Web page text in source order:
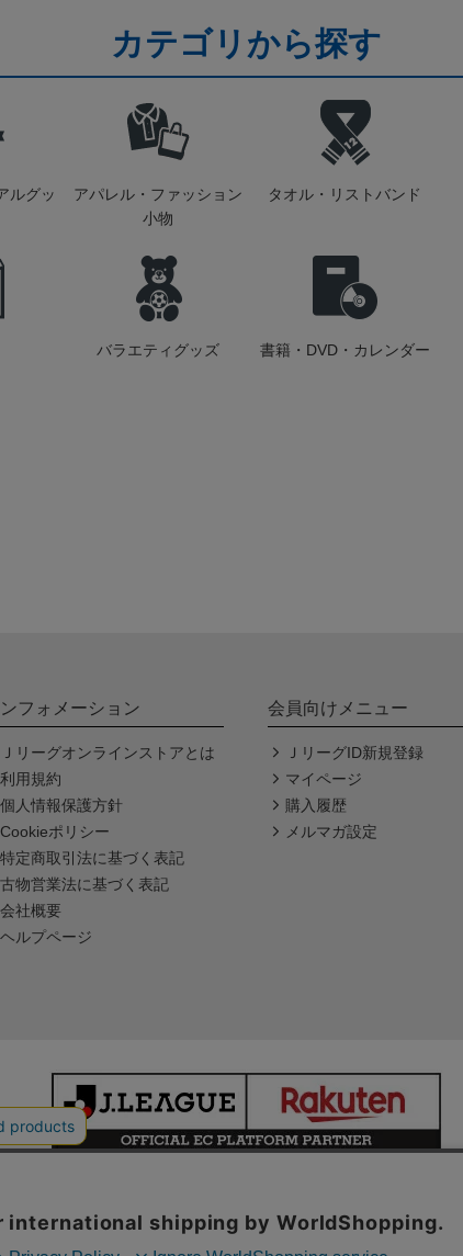
カテゴリから探す
ルグッ
アパレル・ファッション
小物
タオル・リストバンド
バラエティグッズ 書籍・DVD・カレンダー
フォメーション
Ｊリーグオンラインストアとは
利用規約
個人情報保護方針
Cookieポリシー
特定商取引法に基づく表記
古物営業法に基づく表記
会社概要
ヘルプページ
会員向けメニュー
ＪリーグID新規登録
マイページ
購入履歴
メルマガ設定
本サイトで使用している文章・画像等の無断での複製・転載を禁止します。
© JAPAN PROFESSIONAL FOOTBALL LEAGUE Rakuten Group, Inc.